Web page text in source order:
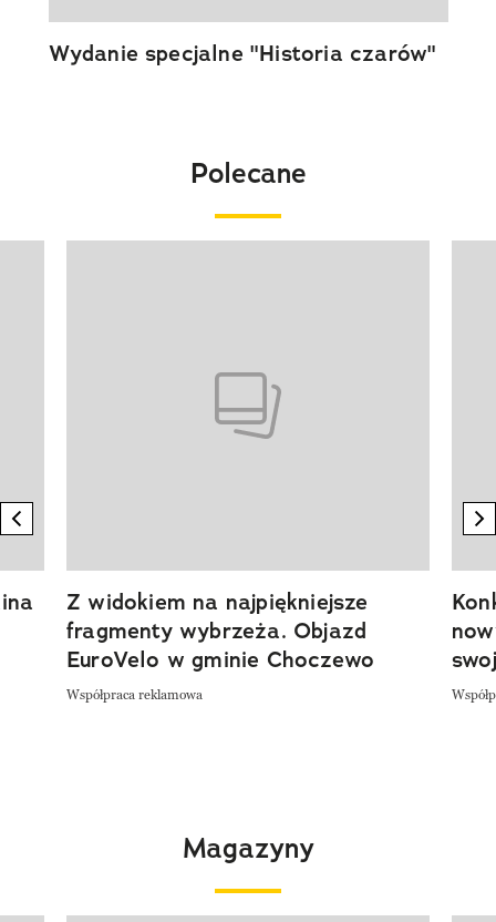
Wydanie specjalne "Historia czarów"
Polecane
previous element
Z widokiem na najpiękniejsze
fragmenty wybrzeża. Objazd
EuroVelo w gminie Choczewo
Współpraca reklamowa
Magazyny